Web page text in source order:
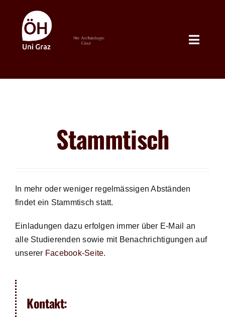
springen
springen
Toggle
NEWS
Stammtisch
In mehr oder weniger regelmässigen Abständen
findet ein Stammtisch statt.
Einladungen dazu erfolgen immer über E-Mail an
alle Studierenden sowie mit Benachrichtigungen auf
unserer Facebook-Seite.
Kontakt: